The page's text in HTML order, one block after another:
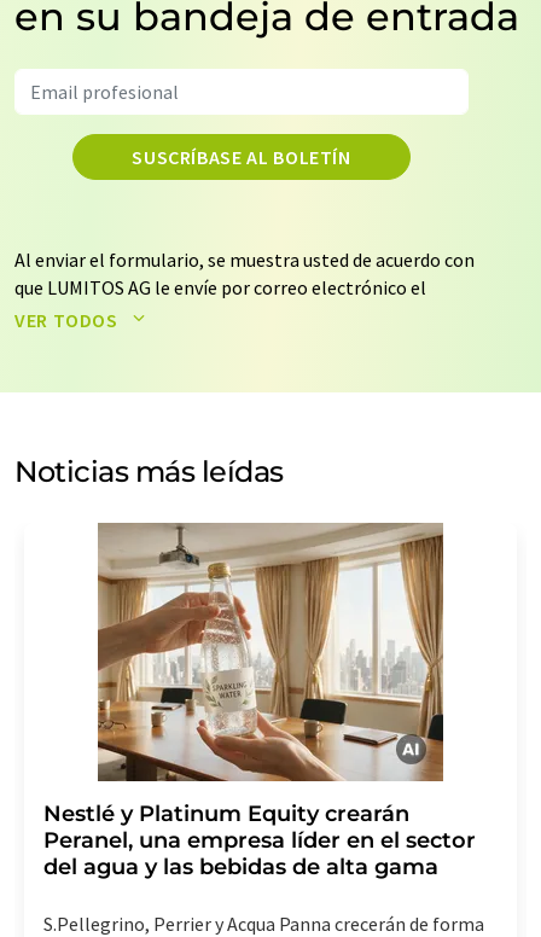
en su bandeja de entrada
SUSCRÍBASE AL BOLETÍN
Al enviar el formulario, se muestra usted de acuerdo con
que LUMITOS AG le envíe por correo electrónico el
boletín o boletines seleccionados anteriormente. Sus
de nuestrapolítica de protección de datos. LUMITOS
electrónico a efectos publicitarios o de investigación de
mercado y opinión. Puede revocar en todo momento su
de indicar los motivos informando por correo postal a
LUMITOS AG, Ernst-Augustin-Str. 2, 12489 Berlín
(Alemania) o por correo electrónico a
revoke@lumitos.com. Además, en cada correo
electrónico se incluye un enlace para anular la
suscripción al boletín informativo correspondiente.
VER TODOS
Noticias más leídas
Nestlé y Platinum Equity crearán
Peranel, una empresa líder en el sector
del agua y las bebidas de alta gama
S.Pellegrino, Perrier y Acqua Panna crecerán de forma